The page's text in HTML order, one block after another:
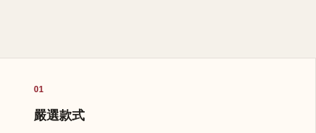
01
嚴選款式